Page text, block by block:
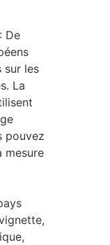
De
sur les
La
pouvez
mesure